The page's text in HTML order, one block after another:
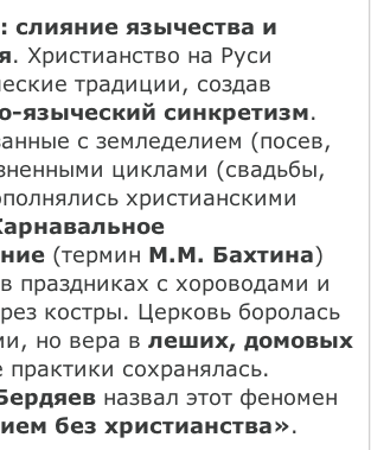
слияние язычества и
. Христианство на Руси
традиции, создав
языческий синкретизм.
с земледелием (посев,
циклами (свадьбы,
христианскими
(термин М.М. Бахтина)
праздниках с хороводами и
костры. Церковь боролась
но вера в леших, домовых
практики сохранялась.
назвал этот феномен
без христианства».